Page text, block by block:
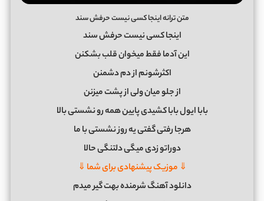
متن ترانه اینجا کسی نیست حرفش سند
اینجا کسی نیست حرفش سند
این آدما فقط میخوان قلب بشکنن
اکثرشونم از دم دشمنن
از جلو میان ولی از پشت میزنن
بابا ایول بابا کشیدی پایین همه رو نشستی بالا
هرجا رفتی گفتی یه روز نشستی با ما
دوراتو زدی میگی دلتنگی حالا
⇓ موزیک پیشنهادی برای شما ⇓
دانلود آهنگ شرمنده بهت گیر میدم